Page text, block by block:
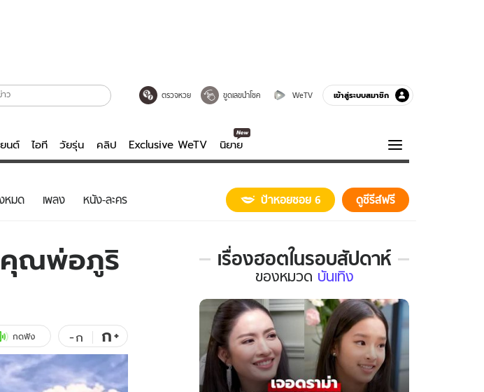
ตรวจหวย ขูดเลขนำโชค WeTV เข้าสู่ระบบสมาชิก
นต์ ไอที วัยรุ่น คลิป Exclusive WeTV นิยาย
ล์ บันเทิงครบรส
เกมส์
ดูทีวี
WeTV
Exclusive WeTV
ความรู้รอบตัว
ฮาวทู
หมด เพลง หนัง-ละคร ป้าหอยซอย 6 ดูซีรีส์ฟรี
คุณพ่อภูริ
กดฟัง -ก ก+
เรื่องฮอตในรอบสัปดาห์
เรื่อง
ใน
รอบ
สัปดาห์
ของ
หมวด
บันเทิง
ของหมวด บันเทิง